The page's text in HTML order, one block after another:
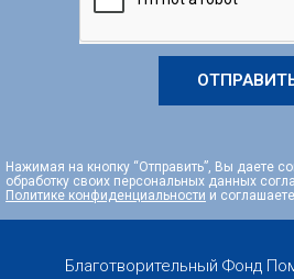
Нажимая на кнопку “Отправить”, Вы даете
обработку своих персональных данных
Политике конфиденциальности и
Благотворительный Фонд